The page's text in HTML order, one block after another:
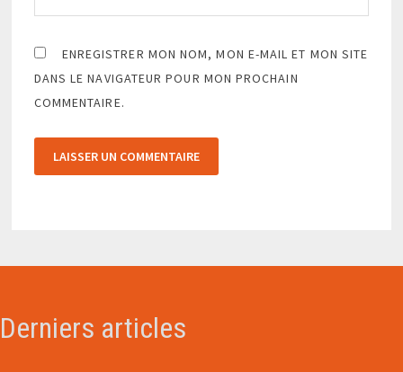
ENREGISTRER MON NOM, MON E-MAIL ET MON SITE
DANS LE NAVIGATEUR POUR MON PROCHAIN
COMMENTAIRE.
Derniers articles